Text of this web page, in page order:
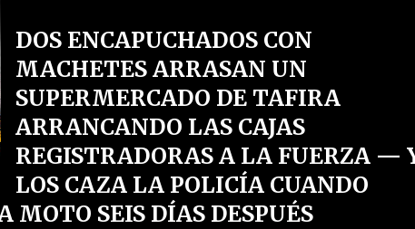
DOS ENCAPUCHADOS CON
MACHETES ARRASAN UN
SUPERMERCADO DE TAFIRA
ARRANCANDO LAS CAJAS
REGISTRADORAS A LA FUERZA —
LOS CAZA LA POLICÍA CUANDO
SEIS DÍAS DESPUÉS